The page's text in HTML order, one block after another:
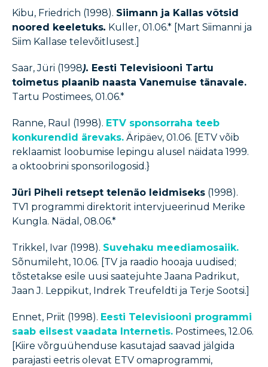
Kibu, Friedrich (1998). Siimann ja Kallas võtsid
noored keeletuks. Kuller, 01.06.* [Mart Siimanni ja
Siim Kallase televõitlusest.]
Saar, Jüri (1998). Eesti Televisiooni Tartu
toimetus plaanib naasta Vanemuise tänavale.
Tartu Postimees, 01.06.*
Ranne, Raul (1998). ETV sponsorraha teeb
konkurendid ärevaks. Äripäev, 01.06. [ETV võib
reklaamist loobumise lepingu alusel näidata 1999.
a oktoobrini sponsorilogosid.}
Jüri Piheli retsept telenäo leidmiseks (1998).
TV1 programmi direktorit intervjueerinud Merike
Kungla. Nädal, 08.06.*
Trikkel, Ivar (1998). Suvehaku meediamosaiik.
Sõnumileht, 10.06. [TV ja raadio hooaja uudised;
tõstetakse esile uusi saatejuhte Jaana Padrikut,
Jaan J. Leppikut, Indrek Treufeldti ja Terje Sootsi.]
Ennet, Priit (1998). Eesti Televisiooni programmi
saab eilsest vaadata Internetis. Postimees, 12.06.
[Kiire võrguühenduse kasutajad saavad jälgida
parajasti eetris olevat ETV omaprogrammi,